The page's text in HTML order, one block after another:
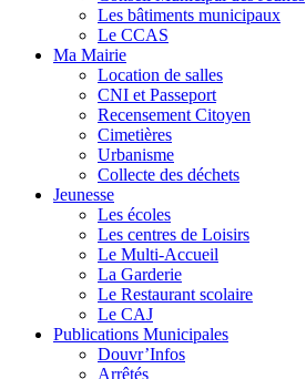
Les bâtiments municipaux
Le CCAS
Ma Mairie
Location de salles
CNI et Passeport
Recensement Citoyen
Cimetières
Urbanisme
Collecte des déchets
Jeunesse
Les écoles
Les centres de Loisirs
Le Multi-Accueil
La Garderie
Le Restaurant scolaire
Le CAJ
Publications Municipales
Douvr’Infos
Arrêtés